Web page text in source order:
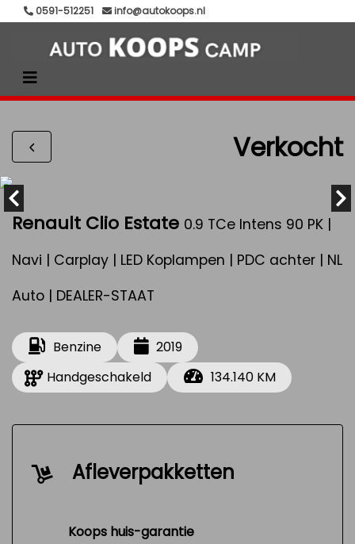
0591-512251 info@autokoops.nl
Verkocht
Renault Clio Estate 0.9 TCe Intens 90 PK |
Navi | Carplay | LED Koplampen | PDC achter | NL
Auto | DEALER-STAAT
Benzine
2019
Handgeschakeld
134.140 KM
Afleverpakketten
Koops huis-garantie